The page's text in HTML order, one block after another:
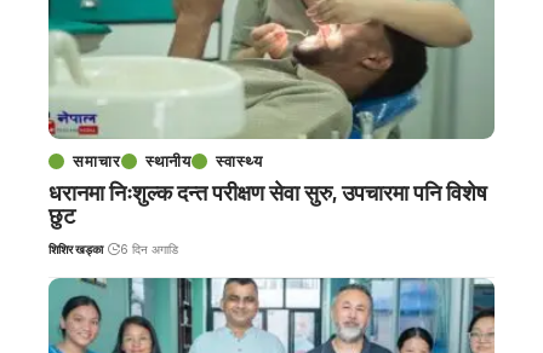
समाचार स्थानीय स्वास्थ्य
धरानमा निःशुल्क दन्त परीक्षण सेवा सुरु, उपचारमा पनि विशेष
छुट
शिशिर खड्का 6 दिन अगाडि